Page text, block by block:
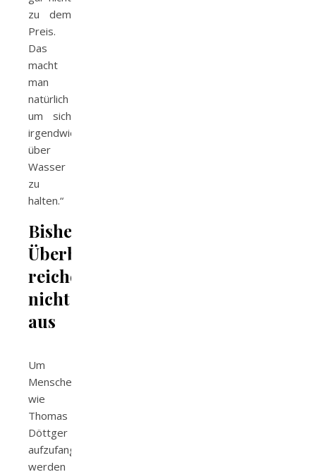
zu dem
Preis.
Das
macht
man
natürlich
um sich
irgendwie
über
Wasser
zu
halten.“
Bisherige
Überbrückungshilfen
reichen
nicht
aus
Um
Menschen
wie
Thomas
Döttger
aufzufangen,
werden